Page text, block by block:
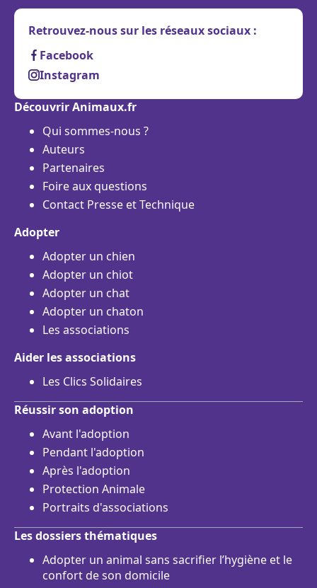
Retrouvez-nous sur les réseaux sociaux :
Facebook
Instagram
Découvrir Animaux.fr
Qui sommes-nous ?
Auteurs
Partenaires
Foire aux questions
Contact Presse et Technique
Adopter
Adopter un chien
Adopter un chiot
Adopter un chat
Adopter un chaton
Les associations
Aider les associations
Les Clics Solidaires
Réussir son adoption
Avant l'adoption
Pendant l'adoption
Après l'adoption
Protection Animale
Portraits d'associations
Les dossiers thématiques
Adopter un animal sans sacrifier l’hygiène et le
confort de son domicile